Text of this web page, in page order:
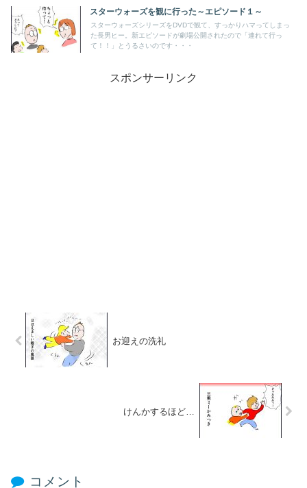
スターウォーズを観に行った～エピソード１～
スターウォーズシリーズをDVDで観て、すっかりハマってしまっ
た長男ヒー。新エピソードが劇場公開されたので「連れて行っ
て！！」とうるさいのです・・・
スポンサーリンク
お迎えの洗礼
けんかするほど…
コメント